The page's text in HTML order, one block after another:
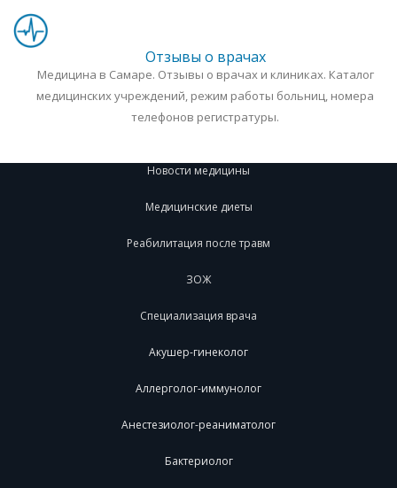
Отзывы о врачах
Медицина в Самаре. Отзывы о врачах и клиниках. Каталог
медицинских учреждений, режим работы больниц, номера
телефонов регистратуры.
Новости медицины
Медицинские диеты
Реабилитация после травм
ЗОЖ
Специализация врача
Акушер-гинеколог
Аллерголог-иммунолог
Анестезиолог-реаниматолог
Бактериолог